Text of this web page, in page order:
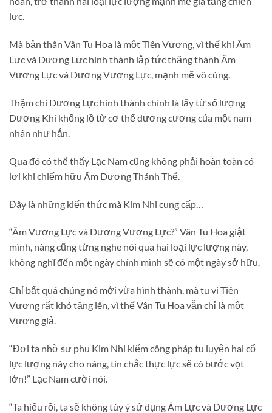
lực.
Mà bản thân Vân Tu Hoa là một Tiên Vương, vì thế khi Âm
Lực và Dương Lực hình thành lập tức thăng thành Âm
Vương Lực và Dương Vương Lực, mạnh mẽ vô cùng.
Thậm chí Dương Lực hình thành chính là lấy từ số lượng
Dương Khí khổng lồ từ cơ thể dương cương của một nam
nhân như hắn.
Qua đó có thể thấy Lạc Nam cũng không phải hoàn toàn có
lợi khi chiếm hữu Âm Dương Thánh Thể.
Đây là những kiến thức mà Kim Nhi cung cấp…
“Âm Vương Lực và Dương Vương Lực?” Vân Tu Hoa giật
mình, nàng cũng từng nghe nói qua hai loại lực lượng này,
không nghĩ đến một ngày chính mình sẽ có một ngày sở hữu.
Chỉ bất quá chúng nó mới vừa hình thành, mà tu vi Tiên
Vương rất khó tăng lên, vì thế Vân Tu Hoa vẫn chỉ là một
Vương giả.
“Đợi ta nhờ sư phụ Kim Nhi kiếm công pháp tu luyện hai cổ
lực lượng này cho nàng, tin chắc thực lực sẽ có bước vọt
lớn!” Lạc Nam cười nói.
“Ta hiểu rồi, ta sẽ không tùy ý sử dụng Âm Lực và Dương Lực